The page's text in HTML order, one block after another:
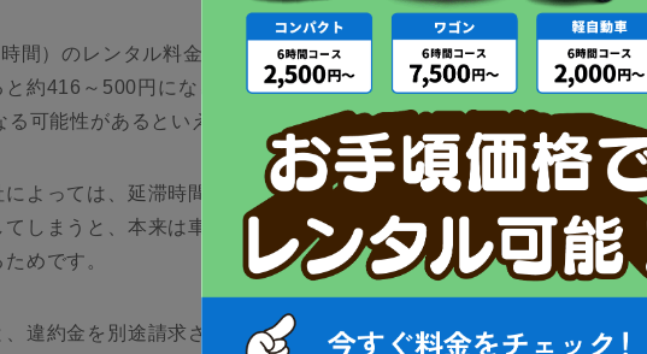
間）のレンタル料金の目安は、5,000～6,000円といわれています。1
と約416～500円になるため、延滞すると一般的なレンタル料金に比べ
る可能性があるといえるでしょう。
よっては、延滞時間分ではなく半日分や1日分の料金を請求する場合
しまうと、本来は車を次の人にレンタルして得られたはずの利益が
めです。
違約金を別途請求される場合もあります。1時間当たりの料金と比べ